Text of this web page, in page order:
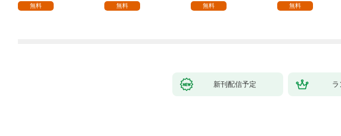
無料 無料 無料 無料
新刊配信予定 ラ